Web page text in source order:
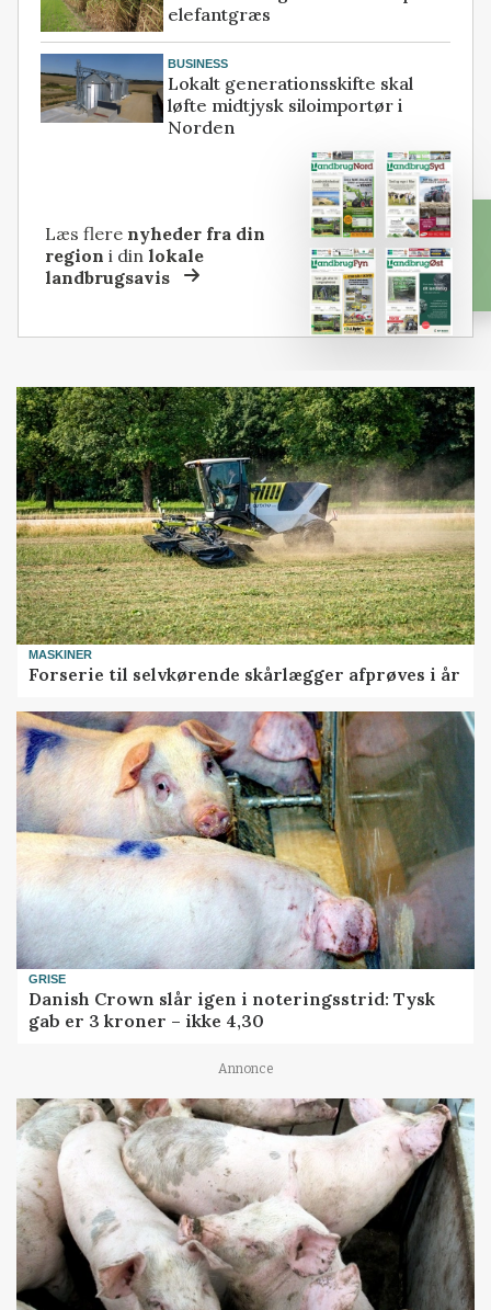
elefantgræs
BUSINESS
Lokalt generationsskifte skal
løfte midtjysk siloimportør i
Norden
Læs flere nyheder fra din
region i dinlokale
landbrugsavis
MASKINER
Forserie til selvkørende skårlægger afprøves i år
GRISE
Danish Crown slår igen i noteringsstrid: Tysk
gab er 3 kroner – ikke 4,30
Annonce